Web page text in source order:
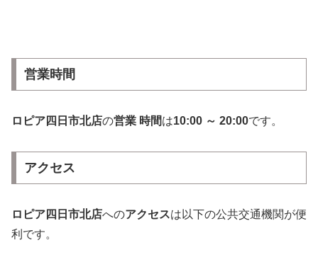
営業時間
ロピア四日市北店の営業 時間は10:00 ～ 20:00です。
アクセス
ロピア四日市北店へのアクセスは以下の公共交通機関が便
利です。